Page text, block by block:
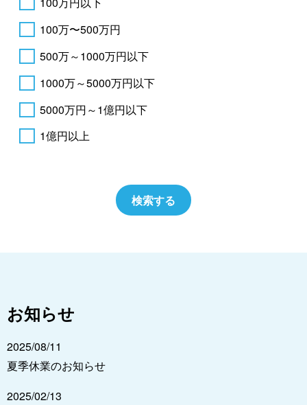
100万〜500万円
500万～1000万円以下
1000万～5000万円以下
5000万円～1億円以下
1億円以上
お知らせ
2025/08/11
夏季休業のお知らせ
2025/02/13